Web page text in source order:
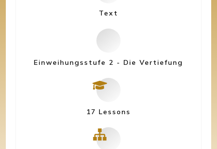
Text
Einweihungsstufe 2 - Die Vertiefung
17 Lessons